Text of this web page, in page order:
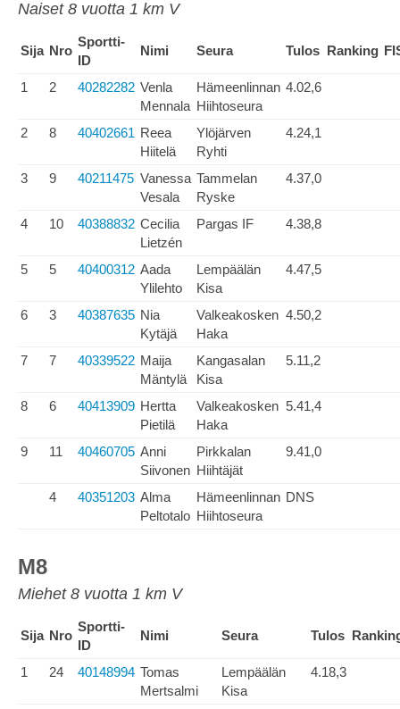
Naiset 8 vuotta 1 km V
Sija Nro
Sportti-
ID
Nimi Seura Tulos Ranking
1 2 40282282 Venla
Mennala
Hämeenlinnan
Hiihtoseura
4.02,6
2 8 40402661 Reea
Hiitelä
Ylöjärven
Ryhti
4.24,1
3 9 40211475 Vanessa
Vesala
Tammelan
Ryske
4.37,0
4 10 40388832 Cecilia
Lietzén
Pargas IF 4.38,8
5 5 40400312 Aada
Ylilehto
Lempäälän
Kisa
4.47,5
6 3 40387635 Nia
Kytäjä
Valkeakosken
Haka
4.50,2
7 7 40339522 Maija
Mäntylä
Kangasalan
Kisa
5.11,2
8 6 40413909 Hertta
Pietilä
Valkeakosken
Haka
5.41,4
9 11 40460705 Anni
Siivonen
Pirkkalan
Hiihtäjät
9.41,0
4 40351203 Alma
Peltotalo
Hämeenlinnan
Hiihtoseura
DNS
M8
Miehet 8 vuotta 1 km V
Sija Nro
Sportti-
ID
Nimi Seura Tulos
1 24 40148994 Tomas
Mertsalmi
Lempäälän
Kisa
4.18,3